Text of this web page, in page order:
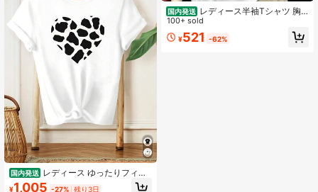
国内発送 レディース ゆったりフィッ
ト カジュアルTシャツ,白黒の牛柄ハ
¥1,005 -27% 残り3日
国内発送 レディース半袖Tシャツ 胸
元niko and..ロゴプリント ゆったり
ルーズシルエット ナチュラルカジュ
アル夏トップス
100+ sold
¥521 -62%